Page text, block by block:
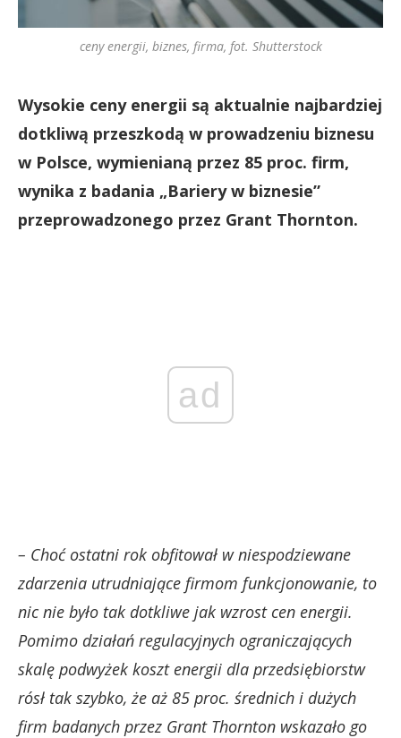
ceny energii, biznes, firma, fot. Shutterstock
Wysokie ceny energii są aktualnie najbardziej
dotkliwą przeszkodą w prowadzeniu biznesu
w Polsce, wymienianą przez 85 proc. firm,
wynika z badania „Bariery w biznesie”
przeprowadzonego przez Grant Thornton.
ad
– Choć ostatni rok obfitował w niespodziewane
zdarzenia utrudniające firmom funkcjonowanie, to
nic nie było tak dotkliwe jak wzrost cen energii.
Pomimo działań regulacyjnych ograniczających
skalę podwyżek koszt energii dla przedsiębiorstw
rósł tak szybko, że aż 85 proc. średnich i dużych
firm badanych przez Grant Thornton wskazało go